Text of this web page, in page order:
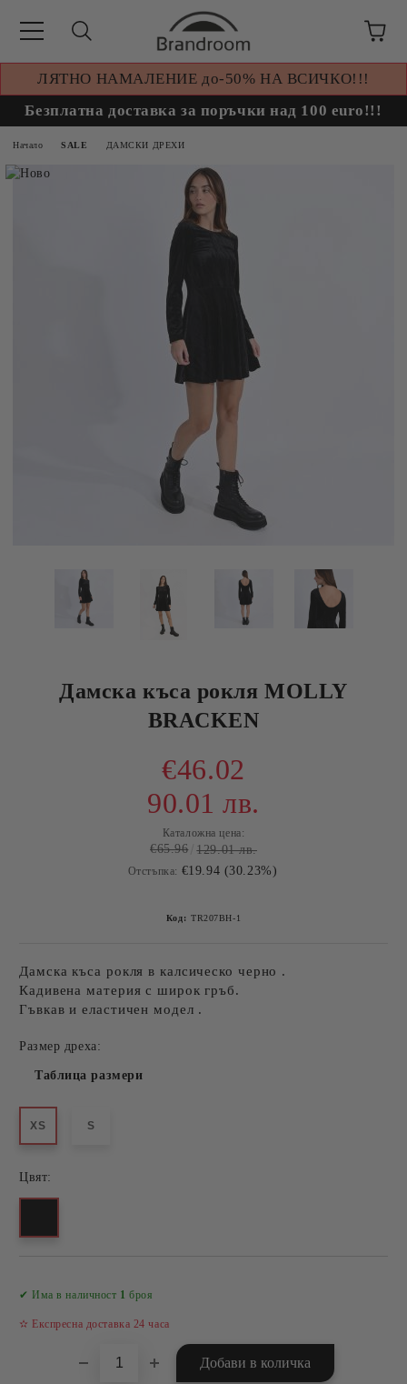
ЛЯТНО НАМАЛЕНИЕ до-50% НА ВСИЧКО!!!
Безплатна доставка за поръчки над 100 euro!!!
Начало SALE ДАМСКИ ДРЕХИ
Дамска къса рокля MOLLY
BRACKEN
€46.02
90.01 лв.
Каталожна цена:
€65.96 129.01 лв.
Отстъпка: €19.94 (30.23%)
Код: TR207BH-1
Дамска къса рокля в калсическо черно .
Кадивена материя с широк гръб.
Гъвкав и еластичен модел .
Размер дреха:
Таблица размери
XS S
Цвят:
✔ Има в наличност 1 броя
✫ Експресна доставка 24 часа